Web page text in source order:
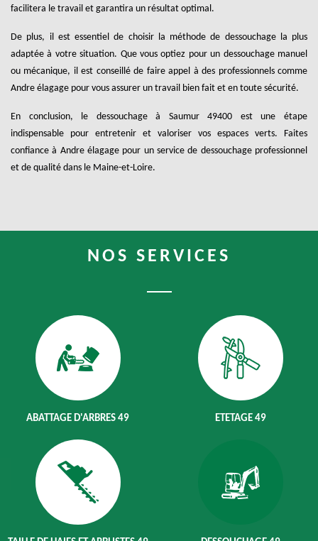
facilitera le travail et garantira un résultat optimal.
De plus, il est essentiel de choisir la méthode de dessouchage la plus
adaptée à votre situation. Que vous optiez pour un dessouchage manuel
ou mécanique, il est conseillé de faire appel à des professionnels comme
Andre élagage pour vous assurer un travail bien fait et en toute sécurité.
En conclusion, le dessouchage à Saumur 49400 est une étape
indispensable pour entretenir et valoriser vos espaces verts. Faites
confiance à Andre élagage pour un service de dessouchage professionnel
et de qualité dans le Maine-et-Loire.
NOS SERVICES
ABATTAGE D'ARBRES 49 ETETAGE 49